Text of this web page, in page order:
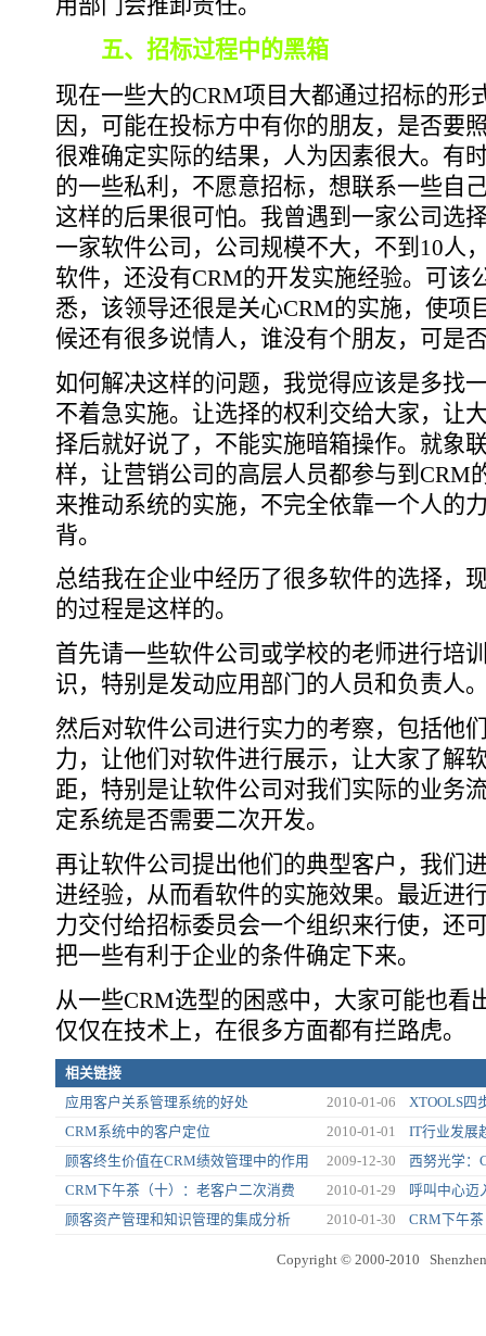
用部门会推卸责任。
五、招标过程中的黑箱
现在一些大的CRM项目大都通过招标的形
因，可能在投标方中有你的朋友，是否要
很难确定实际的结果，人为因素很大。有
的一些私利，不愿意招标，想联系一些自
这样的后果很可怕。我曾遇到一家公司选
一家软件公司，公司规模不大，不到10人
软件，还没有CRM的开发实施经验。可该
悉，该领导还很是关心CRM的实施，使项
候还有很多说情人，谁没有个朋友，可是
如何解决这样的问题，我觉得应该是多找
不着急实施。让选择的权利交给大家，让
择后就好说了，不能实施暗箱操作。就象
样，让营销公司的高层人员都参与到CRM
来推动系统的实施，不完全依靠一个人的
背。
总结我在企业中经历了很多软件的选择，
的过程是这样的。
首先请一些软件公司或学校的老师进行培
识，特别是发动应用部门的人员和负责人
然后对软件公司进行实力的考察，包括他
力，让他们对软件进行展示，让大家了解
距，特别是让软件公司对我们实际的业务
定系统是否需要二次开发。
再让软件公司提出他们的典型客户，我们
进经验，从而看软件的实施效果。最近进
力交付给招标委员会一个组织来行使，还
把一些有利于企业的条件确定下来。
从一些CRM选型的困惑中，大家可能也看
仅仅在技术上，在很多方面都有拦路虎。
相关链接
应用客户关系管理系统的好处
2010-01-06
XTOOLS四
CRM系统中的客户定位
2010-01-01
IT行业发展
顾客终生价值在CRM绩效管理中的作用
2009-12-30
西努光学：
CRM下午茶（十）：老客户二次消费
2010-01-29
呼叫中心迈
顾客资产管理和知识管理的集成分析
2010-01-30 CRM下午
Copyright © 2000-2010